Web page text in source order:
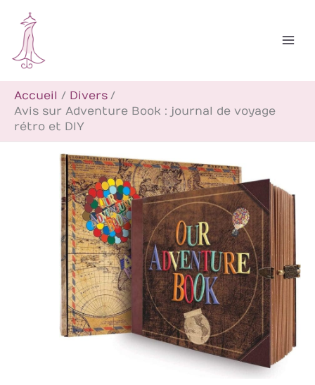
contenu
Accueil
Divers
Avis sur Adventure Book : journal de voyage
rétro et DIY
c
h
e
r
c